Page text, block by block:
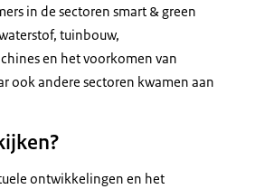
in de sectoren smart & green
tuinbouw,
en het voorkomen van
ook andere sectoren kwamen aan
ontwikkelingen en het